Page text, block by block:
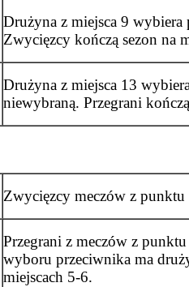
Drużyna z miejsca 9
Zwycięzcy kończą sezon na
Drużyna z miejsca 13
niewybraną. Przegrani
Zwycięzcy meczów z
Przegrani z meczów z
wyboru przeciwnika ma
miejscach 5-6.